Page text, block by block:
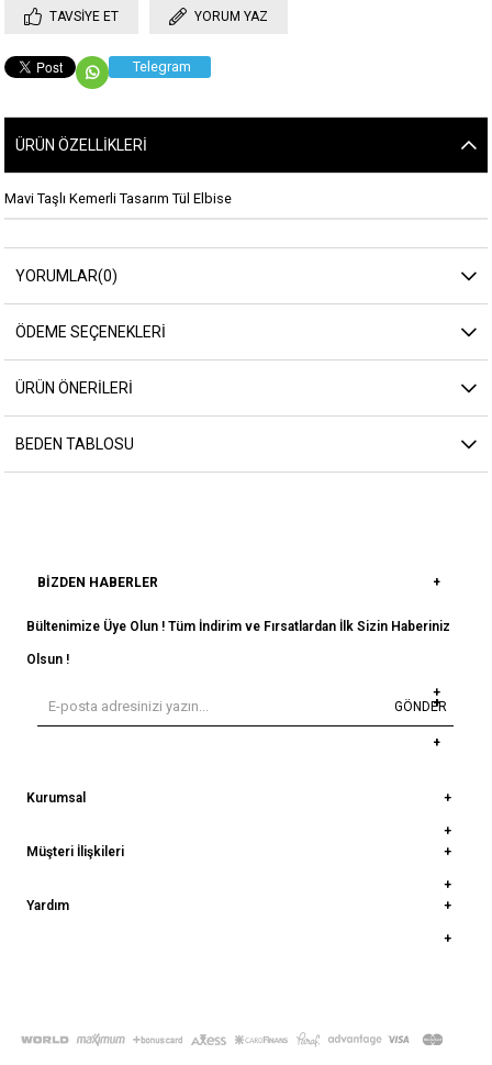
TAVSIYE ET YORUM YAZ
Telegram
ÜRÜN ÖZELLIKLERI
Mavi Taşlı Kemerli Tasarım Tül Elbise
YORUMLAR(0)
ÖDEME SEÇENEKLERI
ÜRÜN ÖNERILERI
BEDEN TABLOSU
BIZDEN HABERLER
Bültenimize Üye Olun ! Tüm İndirim ve Fırsatlardan İlk Sizin Haberiniz
Olsun !
GÖNDER
Kurumsal
Müşteri İlişkileri
Yardım